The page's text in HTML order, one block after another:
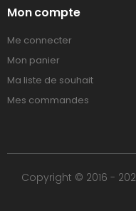
Mon compte
Me connecter
Mon panier
Ma liste de souhait
Mes commandes
Copyright © 2016 -